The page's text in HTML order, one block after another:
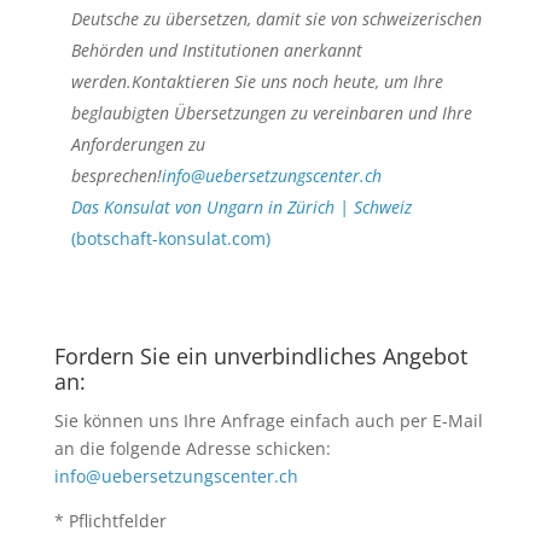
Deutsche zu übersetzen, damit sie von schweizerischen
Behörden und Institutionen anerkannt
werden.Kontaktieren Sie uns noch heute, um Ihre
beglaubigten Übersetzungen zu vereinbaren und Ihre
Anforderungen zu
besprechen!info@uebersetzungscenter.ch
Das Konsulat von Ungarn in Zürich | Schweiz
(botschaft-konsulat.com)
Fordern Sie ein unverbindliches Angebot
an:
Sie können uns Ihre Anfrage einfach auch per E-Mail
an die folgende Adresse schicken:
info@uebersetzungscenter.ch
* Pflichtfelder